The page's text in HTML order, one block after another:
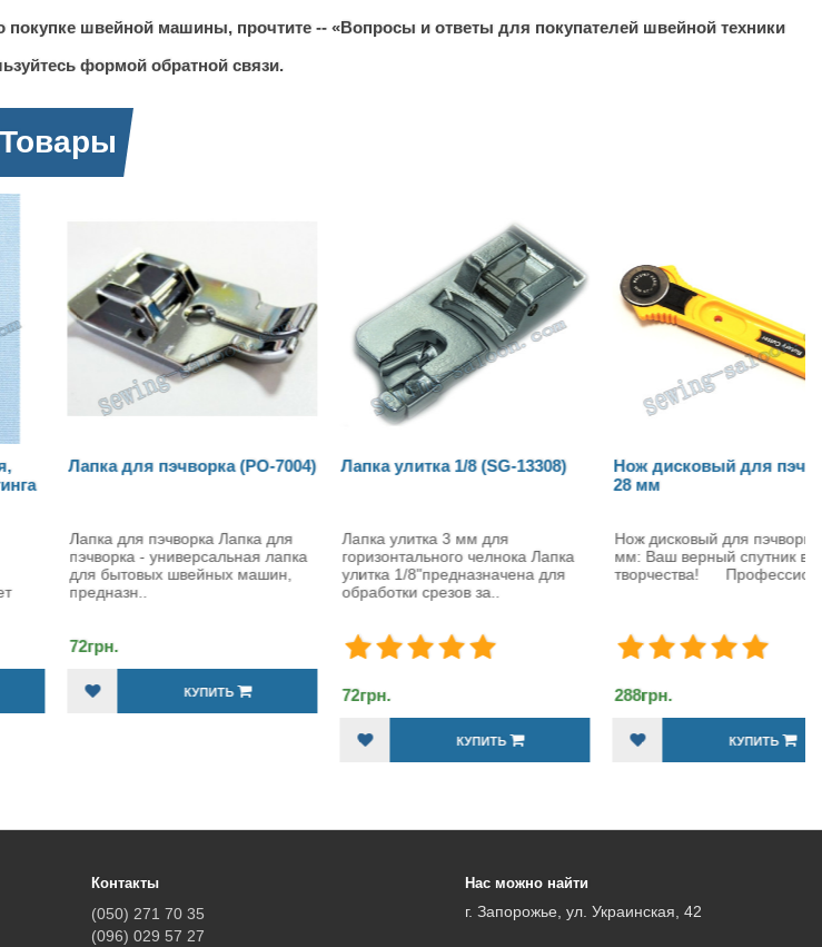
покупке швейной машины, прочтите -- «Вопросы и ответы для покупателей швейной техники
формой обратной связи.
Лапка для пэчворка (PO-7004)
Лапка для пэчворка Лапка для
пэчворка - универсальная лапка
для бытовых швейных машин,
предназн..
Лапка улитка 1/8 (SG-13308)
Лапка улитка 3 мм для
горизонтального челнока Лапка
улитка 1/8"предназначена для
обработки срезов за..
Нож дисковый для пэчворка
Нож дисковый для пэчворка 28
мм: Ваш верный спутник в мире
творчества! Профессио..
Контакты
(050) 271 70 35
(096) 029 57 27
Нас можно найти
г. Запорожье, ул. Украинская, 42